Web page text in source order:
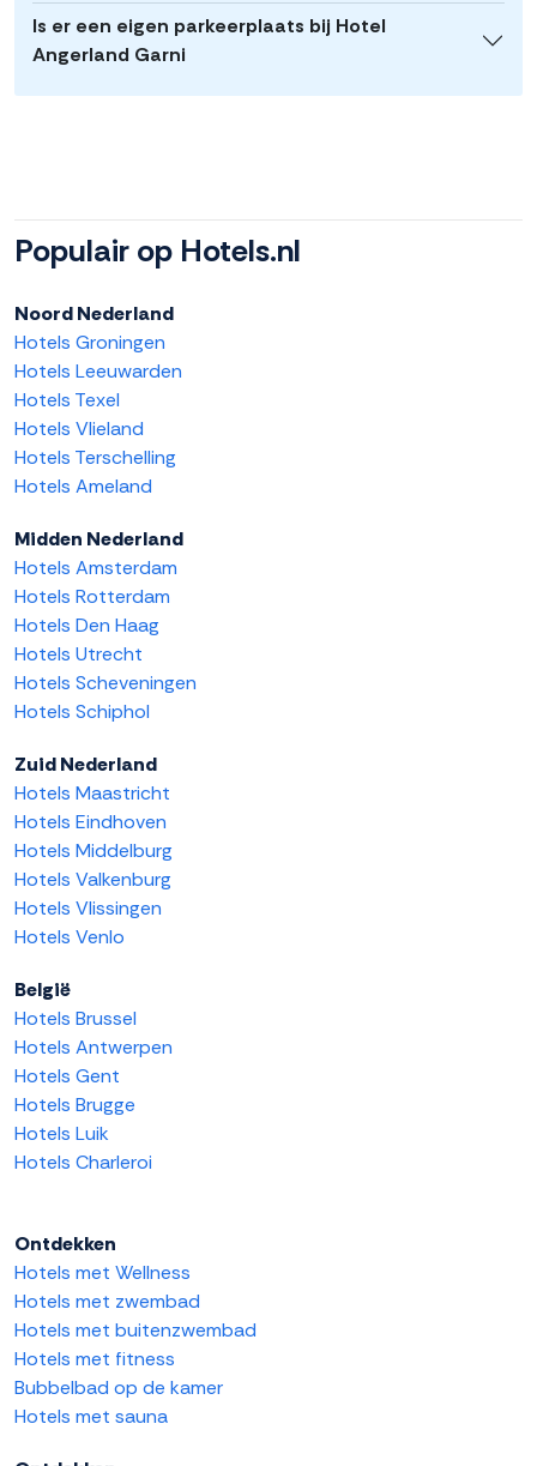
Is er een eigen parkeerplaats bij Hotel
Angerland Garni
Populair op Hotels.nl
Noord Nederland
Hotels Groningen
Hotels Leeuwarden
Hotels Texel
Hotels Vlieland
Hotels Terschelling
Hotels Ameland
Midden Nederland
Hotels Amsterdam
Hotels Rotterdam
Hotels Den Haag
Hotels Utrecht
Hotels Scheveningen
Hotels Schiphol
Zuid Nederland
Hotels Maastricht
Hotels Eindhoven
Hotels Middelburg
Hotels Valkenburg
Hotels Vlissingen
Hotels Venlo
België
Hotels Brussel
Hotels Antwerpen
Hotels Gent
Hotels Brugge
Hotels Luik
Hotels Charleroi
Ontdekken
Hotels met Wellness
Hotels met zwembad
Hotels met buitenzwembad
Hotels met fitness
Bubbelbad op de kamer
Hotels met sauna